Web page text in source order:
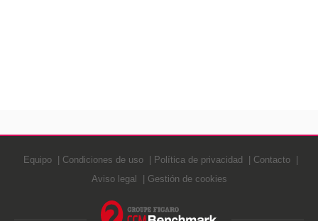
Equipo Condiciones de uso Política de privacidad
Contacto
Aviso legal
Gestión de cookies